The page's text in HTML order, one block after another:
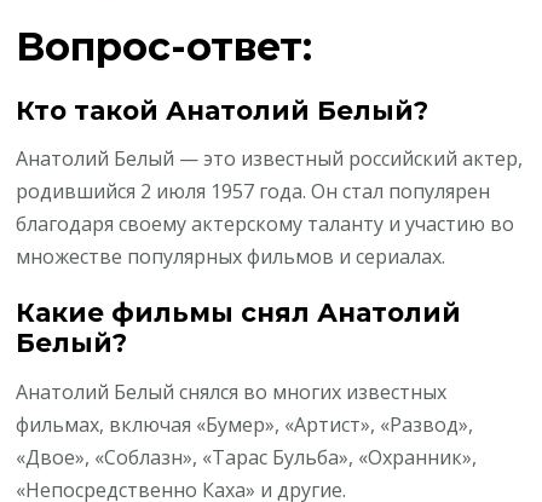
Вопрос-ответ:
Кто такой Анатолий Белый?
Анатолий Белый — это известный российский актер,
родившийся 2 июля 1957 года. Он стал популярен
благодаря своему актерскому таланту и участию во
множестве популярных фильмов и сериалах.
Какие фильмы снял Анатолий
Белый?
Анатолий Белый снялся во многих известных
фильмах, включая «Бумер», «Артист», «Развод»,
«Двое», «Соблазн», «Тарас Бульба», «Охранник»,
«Непосредственно Каха» и другие.